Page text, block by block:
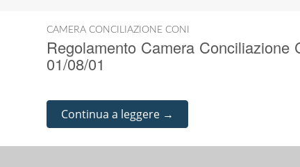
CAMERA CONCILIAZIONE CONI
Regolamento Camera
01/08/01
Continua a leggere →